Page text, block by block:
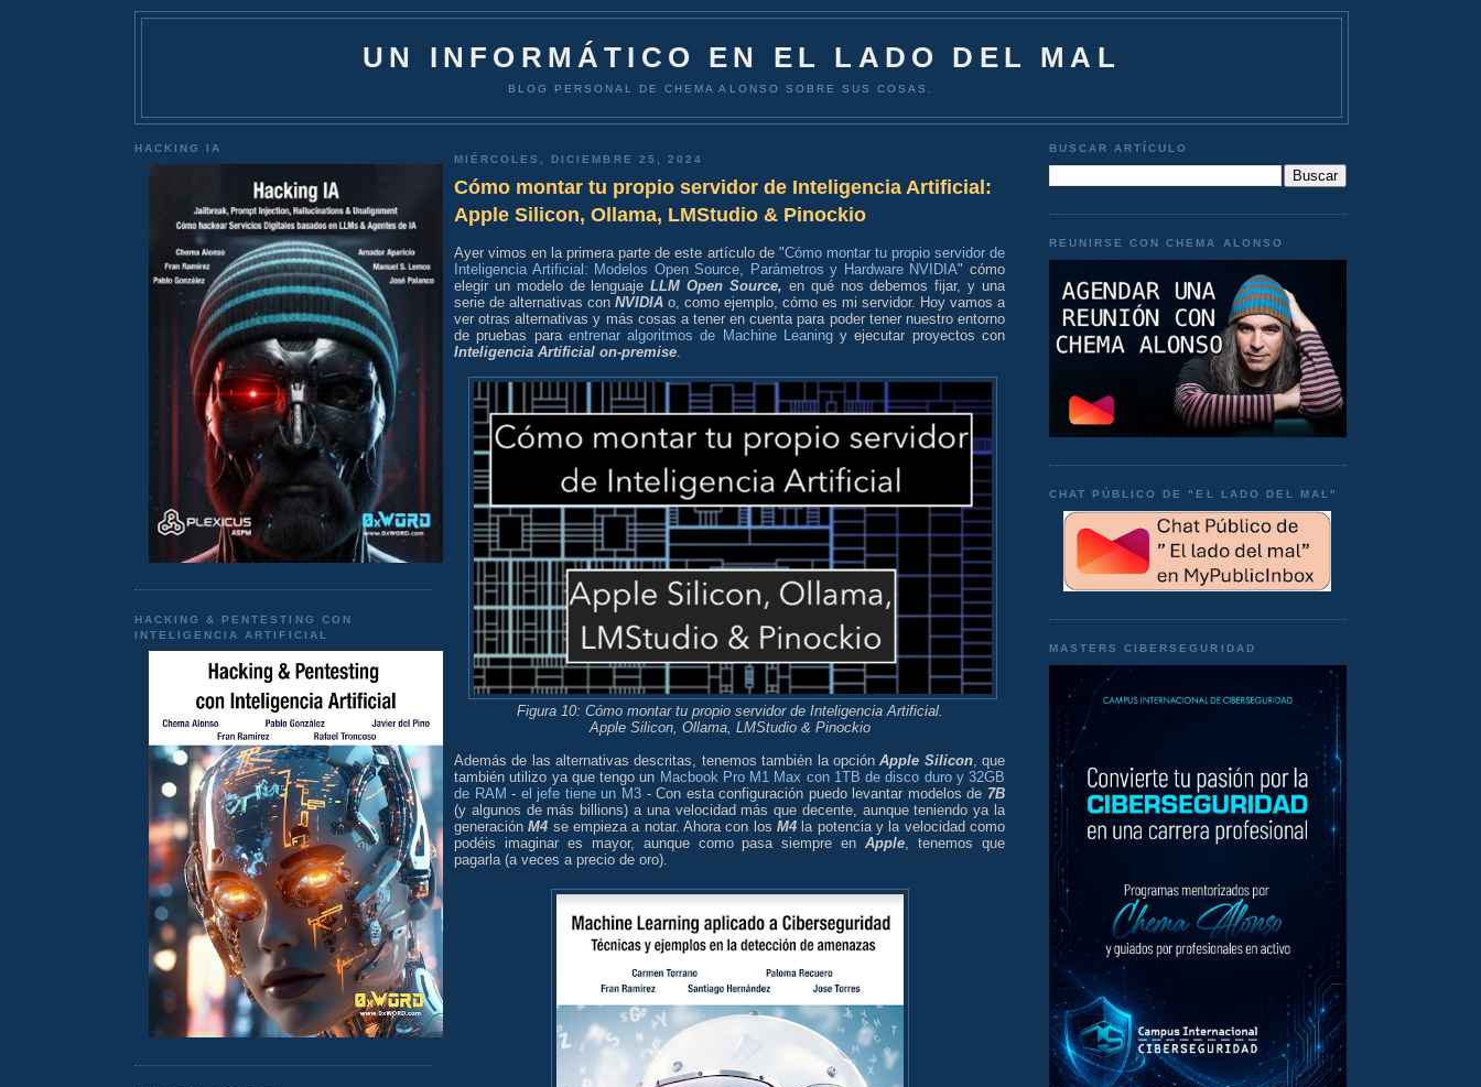
UN INFORMÁTICO EN EL LADO DEL MAL
BLOG PERSONAL DE CHEMA ALONSO SOBRE SUS COSAS.
HACKING IA
HACKING & PENTESTING CON
INTELIGENCIA ARTIFICIAL
MIÉRCOLES, DICIEMBRE 25, 2024
Cómo montar tu propio servidor de Inteligencia Artificial:
Apple Silicon, Ollama, LMStudio & Pinockio
Ayer vimos en la primera parte de este artículo de "Cómo montar tu propio servidor de
Inteligencia Artificial: Modelos Open Source, Parámetros y Hardware NVIDIA" cómo
elegir un modelo de lenguajeLLM Open Source, en qué nos debemos fijar, y una
serie de alternativas con NVIDIA o, como ejemplo, cómo es mi servidor. Hoy vamos a
ver otras alternativas y más cosas a tener en cuenta para poder tener nuestro entorno
de pruebas para entrenar algoritmos de Machine Leaningy ejecutar proyectos con
Inteligencia Artificial on-premise
Figura 10: Cómo montar tu propio servidor de Inteligencia Artificial.
Apple Silicon, Ollama, LMStudio & Pinockio
Además de las alternativas descritas, tenemos también la opciónApple Silicon, que
también utilizo ya que tengo un Macbook Pro M1 Max con 1TB de disco duro y 32GB
de RAM - el jefe tiene un M3- Con esta configuración puedo levantar modelos de 7B
(y algunos de más billions) a una velocidad más que decente, aunque teniendo ya la
generaciónM4 se empieza a notar. Ahora con losM4 la potencia y la velocidad como
podéis imaginar es mayor, aunque como pasa siempre enApple, tenemos que
pagarla (a veces a precio de oro).
BUSCAR ARTÍCULO
REUNIRSE CON CHEMA ALONSO
CHAT PÚBLICO DE "EL LADO DEL MAL"
MASTERS CIBERSEGURIDAD